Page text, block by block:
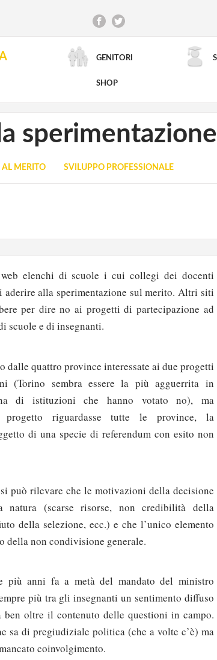
GENITORI
SHOP
RICERCA AVANZATA
AL MERITO SVILUPPO PROFESSIONALE
elenchi di scuole i cui collegi dei docenti
alla sperimentazione sul merito. Altri siti
per dire no ai progetti di partecipazione ad
scuole e di insegnanti.
dalle quattro province interessate ai due progetti
(Torino sembra essere la più agguerrita in
di istituzioni che hanno votato no), ma
riguardasse tutte le province, la
di una specie di referendum con esito non
può rilevare che le motivazioni della decisione
(scarse risorse, non credibilità della
della selezione, ecc.) e che l’unico elemento
della non condivisione generale.
più anni fa a metà del mandato del ministro
più tra gli insegnanti un sentimento diffuso
oltre il contenuto delle questioni in campo.
sa di pregiudiziale politica (che a volte c’è) ma
coinvolgimento.